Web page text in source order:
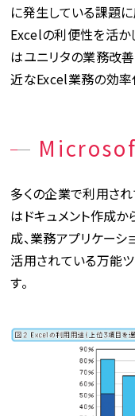
に発生している課題に
Excelの利便性を活か
はユニリタの業務改
近なExcel業務の効率
多くの企業で利用さ
はドキュメント作成か
成、業務アプリケーシ
活用されている万能
す。